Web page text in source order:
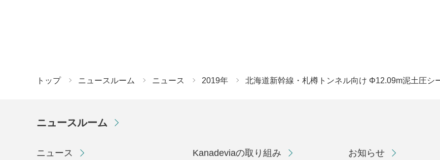
トップ ニュースルーム ニュース 2019年 北海道新幹線・札樽トンネル向け Φ12.09m泥土圧シ
ニュースルーム
ニュース Kanadeviaの取り組み お知らせ